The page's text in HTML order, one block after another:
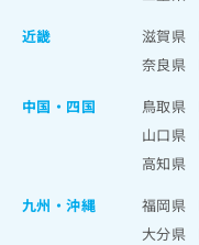
近畿
滋賀県
奈良県
中国・四国
鳥取県
山口県
高知県
九州・沖縄
福岡県
大分県